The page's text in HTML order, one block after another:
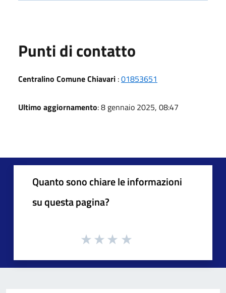
Punti di contatto
Centralino Comune Chiavari :01853651
Ultimo aggiornamento: 8 gennaio 2025, 08:47
Quanto sono chiare le informazioni
su questa pagina?